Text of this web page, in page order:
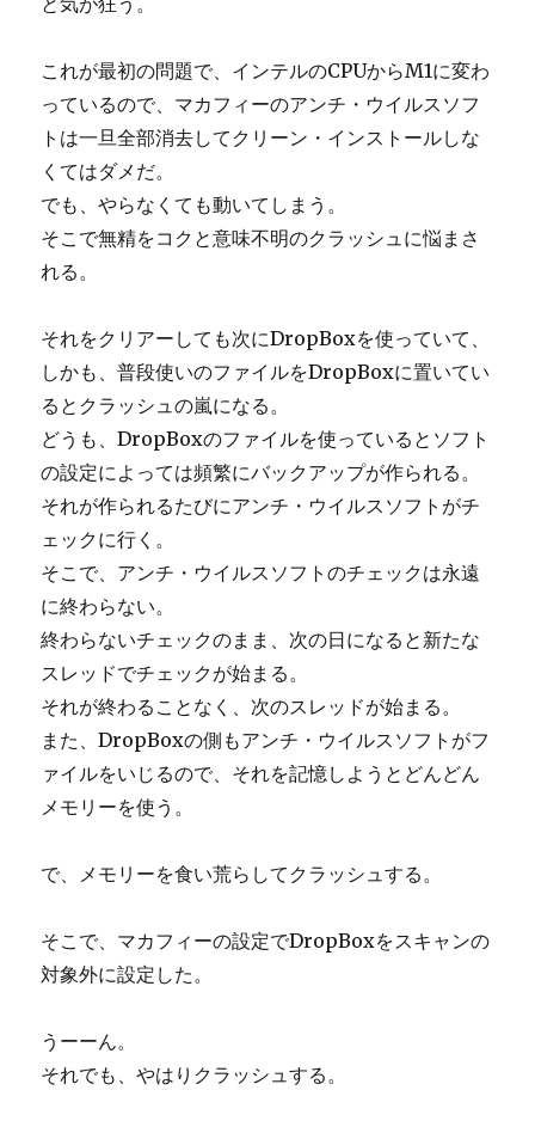
これが最初の問題で、インテルのCPUからM1に変わ
っているので、マカフィーのアンチ・ウイルスソフ
トは一旦全部消去してクリーン・インストールしな
くてはダメだ。
でも、やらなくても動いてしまう。
そこで無精をコクと意味不明のクラッシュに悩まさ
れる。
それをクリアーしても次にDropBoxを使っていて、
しかも、普段使いのファイルをDropBoxに置いてい
るとクラッシュの嵐になる。
どうも、DropBoxのファイルを使っているとソフト
の設定によっては頻繁にバックアップが作られる。
それが作られるたびにアンチ・ウイルスソフトがチ
ェックに行く。
そこで、アンチ・ウイルスソフトのチェックは永遠
に終わらない。
終わらないチェックのまま、次の日になると新たな
スレッドでチェックが始まる。
それが終わることなく、次のスレッドが始まる。
また、DropBoxの側もアンチ・ウイルスソフトがフ
ァイルをいじるので、それを記憶しようとどんどん
メモリーを使う。
で、メモリーを食い荒らしてクラッシュする。
そこで、マカフィーの設定でDropBoxをスキャンの
対象外に設定した。
うーーん。
それでも、やはりクラッシュする。